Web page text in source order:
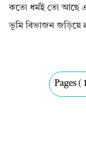
কতো ধর্মই তো আছে এ
ভূমি বিভাজন জড়িয়ে
Pages (